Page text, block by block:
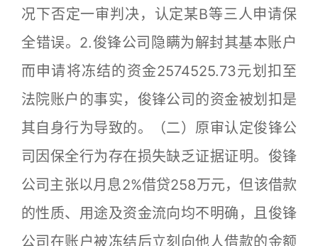
况下否定一审判决，认定某B等三人申请保
全错误。2.俊锋公司隐瞒为解封其基本账户
而申请将冻结的资金2574525.73元划扣至
法院账户的事实，俊锋公司的资金被划扣是
其自身行为导致的。（二）原审认定俊锋公
司因保全行为存在损失缺乏证据证明。俊锋
公司主张以月息2%借贷258万元，但该借款
的性质、用途及资金流向均不明确，且俊锋
公司在账户被冻结后立刻向他人借款的金额